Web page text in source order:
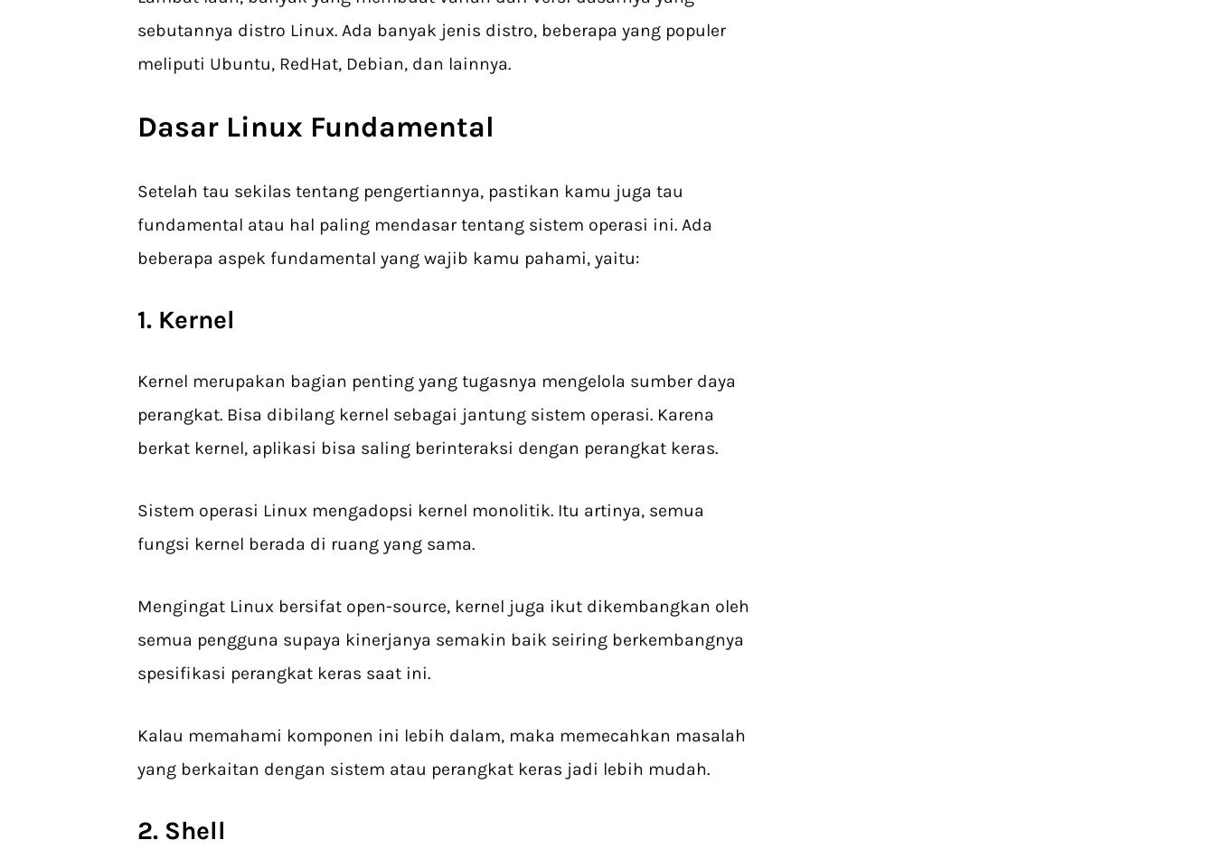
sebutannya distro Linux. Ada banyak jenis distro, beberapa yang populer
meliputi Ubuntu, RedHat, Debian, dan lainnya.
Dasar Linux Fundamental
Setelah tau sekilas tentang pengertiannya, pastikan kamu juga tau
fundamental atau hal paling mendasar tentang sistem operasi ini. Ada
beberapa aspek fundamental yang wajib kamu pahami, yaitu:
1. Kernel
Kernel merupakan bagian penting yang tugasnya mengelola sumber daya
perangkat. Bisa dibilang kernel sebagai jantung sistem operasi. Karena
berkat kernel, aplikasi bisa saling berinteraksi dengan perangkat keras.
Sistem operasi Linux mengadopsi kernel monolitik. Itu artinya, semua
fungsi kernel berada di ruang yang sama.
Mengingat Linux bersifat open-source, kernel juga ikut dikembangkan oleh
semua pengguna supaya kinerjanya semakin baik seiring berkembangnya
spesifikasi perangkat keras saat ini.
Kalau memahami komponen ini lebih dalam, maka memecahkan masalah
yang berkaitan dengan sistem atau perangkat keras jadi lebih mudah.
2. Shell